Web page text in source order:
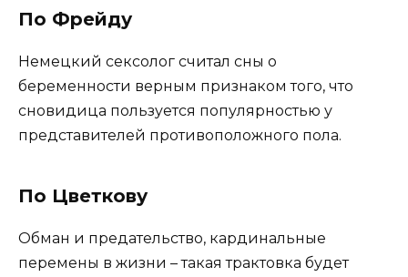
По Фрейду
Немецкий сексолог считал сны о
беременности верным признаком того, что
сновидица пользуется популярностью у
представителей противоположного пола.
По Цветкову
Обман и предательство, кардинальные
перемены в жизни – такая трактовка будет